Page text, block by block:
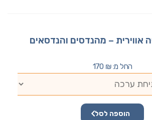
אווירית – מהנדסים והנדסאים
החל מ: 170 ₪
הוספה לסל